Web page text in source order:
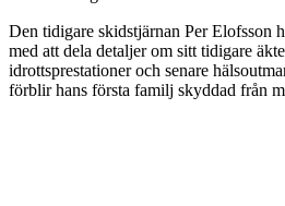
Den tidigare skidstjärnan Per Elofsson
med att dela detaljer om sitt tidigare
idrottsprestationer och senare
förblir hans första familj skyddad från